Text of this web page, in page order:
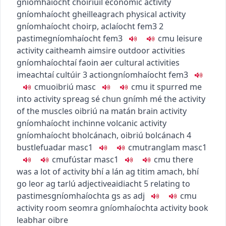
gníomhaíocht gheilleagrach physical activity
gníomhaíocht choirp, aclaíochtfem32
pastimegníomhaíochtfem3 cmu leisure
activity caitheamh aimsire outdoor activities
gníomhaíochtaí faoin aer cultural activities
imeachtaí cultúir3actiongníomhaíochtfem3
cmuoibriú masc cmu it spurred me
into activityspreag sé chun gnímh méthe activity
of the muscles oibriú na matán brain activity
gníomhaíocht inchinnevolcanic activity
gníomhaíocht bholcánach, oibriú bolcánach 4
bustlefuadar masc1 cmutranglam masc1
cmufústar masc1 cmu there
was a lot of activity bhí a lán ag titim amach, bhí
go leor ag tarlú adjectiveaidiacht 5 relating to
pastimesgníomhaíochta gs as adj cmu
activity room seomra gníomhaíochta activity book
leabhar oibre